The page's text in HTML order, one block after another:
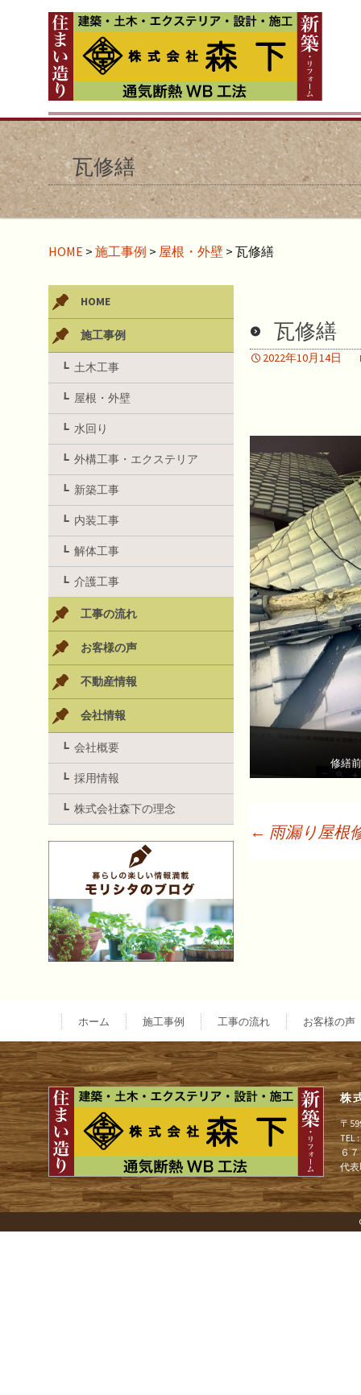
瓦修繕
HOME > 施工事例 > 屋根・外壁 > 瓦修繕
瓦修繕
2022年10月14日
修繕
ビ
ゲ
ー
シ
ョ
← 雨漏り屋根
HOME
施工事例
土木工事
屋根・外壁
水回り
外構工事・エクステリア
新築工事
内装工事
解体工事
介護工事
工事の流れ
お客様の声
不動産情報
会社情報
会社概要
採用情報
株式会社森下の理念
ホーム 施工事例 工事の流れ お客様の声
株
〒
TEL
６
代